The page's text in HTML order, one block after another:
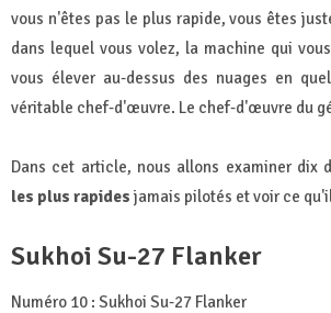
vous n'êtes pas le plus rapide, vous êtes
dans lequel vous volez, la machine qui
vous élever au-dessus des nuages en
véritable chef-d'œuvre. Le chef-d'œuvre du
Dans cet article, nous allons examiner dix
les plus rapides jamais pilotés et voir ce
Sukhoi Su-27 Flanker
Numéro 10 : Sukhoi Su-27 Flanker